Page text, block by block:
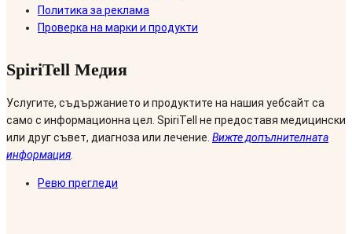
Политика за реклама
Проверка на марки и продукти
SpiriTell Медия
Услугите, съдържанието и продуктите на нашия уебсайт са
само с информационна цел. SpiriTell не предоставя медицински
или друг съвет, диагноза или лечение. Вижте допълнителната
информация
Ревю прегледи